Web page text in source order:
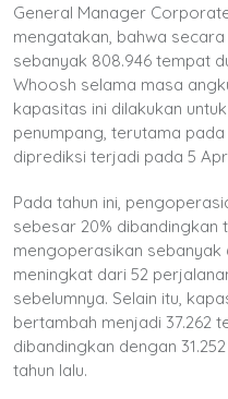
General Manager
mengatakan, bahwa
sebanyak 808.946 tempat
Whoosh selama masa
kapasitas ini dilakukan
penumpang, terutama
diprediksi terjadi pada 5
Pada tahun ini,
sebesar 20% dibandingkan
mengoperasikan sebanyak
meningkat dari 52
sebelumnya. Selain itu,
bertambah menjadi 37.262
dibandingkan dengan
tahun lalu.